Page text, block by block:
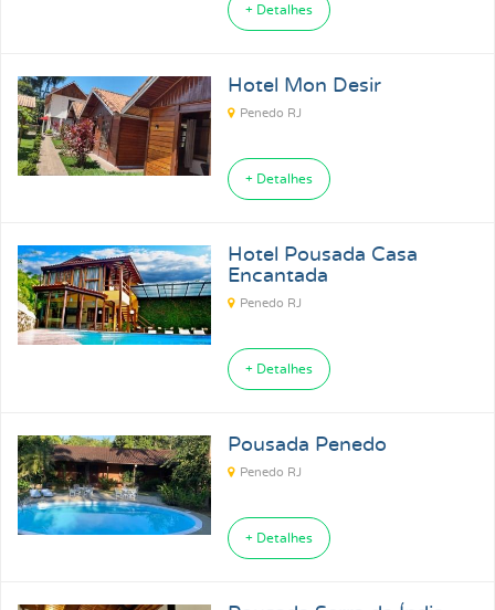
+ Detalhes
Hotel Mon Desir
Penedo RJ
+ Detalhes
Hotel Pousada Casa
Encantada
Penedo RJ
+ Detalhes
Pousada Penedo
Penedo RJ
+ Detalhes